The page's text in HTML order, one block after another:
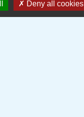
Deny all cookies